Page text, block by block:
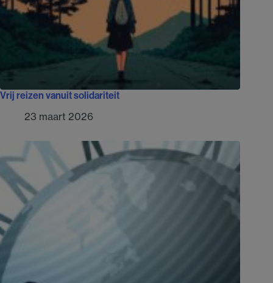
Vrij reizen vanuit solidariteit
23 maart 2026